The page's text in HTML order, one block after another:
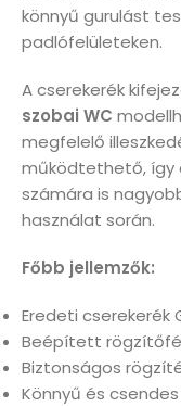
könnyű gurulást
padlófelületeken.
A cserekerék
szobai WC
megfelelő
működtethető, így
számára is
használat során.
Főbb jellemzők:
Eredeti cserekerék
Beépített
Biztonságos
Könnyű és